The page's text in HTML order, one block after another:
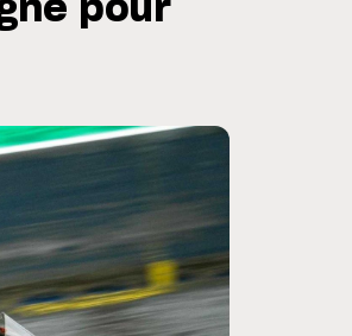
de
MOTO GP
Zarco évite l'opération et vise
pour